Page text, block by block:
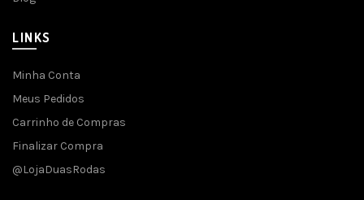
LINKS
Minha Conta
Meus Pedidos
Carrinho de Compras
Finalizar Compra
@LojaDuasRodas